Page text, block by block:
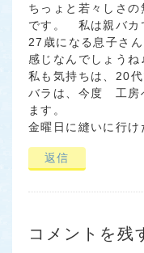
ちっょと若々しさ
です。 私は親バカ
27歳になる息子さ
感じなんでしょうね
私も気持ちは、20
バラは、今度 工房
ます。
金曜日に縫いに行
返信
コメントを残